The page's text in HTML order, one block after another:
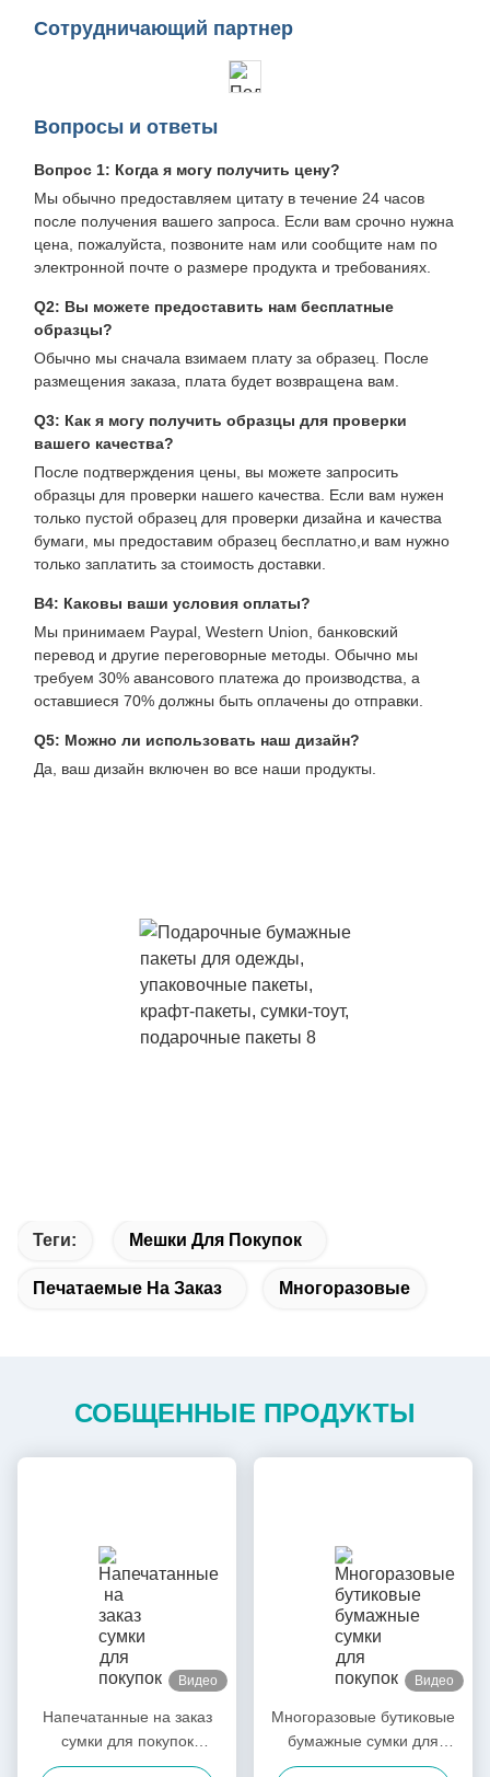
Сотрудничающий партнер
Вопросы и ответы
Вопрос 1: Когда я могу получить цену?
Мы обычно предоставляем цитату в течение 24 часов
после получения вашего запроса. Если вам срочно нужна
цена, пожалуйста, позвоните нам или сообщите нам по
электронной почте о размере продукта и требованиях.
Q2: Вы можете предоставить нам бесплатные
образцы?
Обычно мы сначала взимаем плату за образец. После
размещения заказа, плата будет возвращена вам.
Q3: Как я могу получить образцы для проверки
вашего качества?
После подтверждения цены, вы можете запросить
образцы для проверки нашего качества. Если вам нужен
только пустой образец для проверки дизайна и качества
бумаги, мы предоставим образец бесплатно,и вам нужно
только заплатить за стоимость доставки.
В4: Каковы ваши условия оплаты?
Мы принимаем Paypal, Western Union, банковский
перевод и другие переговорные методы. Обычно мы
требуем 30% авансового платежа до производства, а
оставшиеся 70% должны быть оплачены до отправки.
Q5: Можно ли использовать наш дизайн?
Да, ваш дизайн включен во все наши продукты.
Теги: Мешки Для Покупок
Печатаемые На Заказ Многоразовые
СОБЩЕННЫЕ ПРОДУКТЫ
Видео
Напечатанные на заказ
сумки для покупок
Многоразовые бумажные
Видео
Многоразовые бутиковые
бумажные сумки для
покупок с